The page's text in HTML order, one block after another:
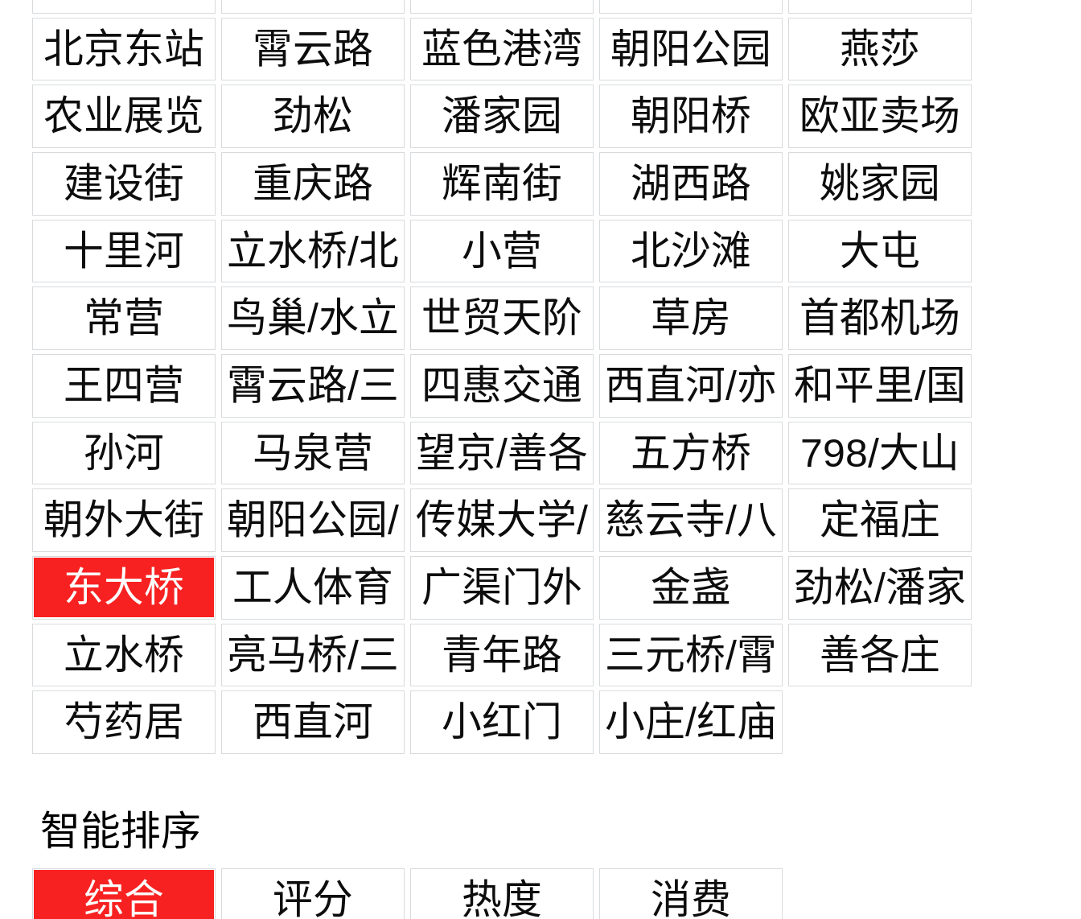
谷
北京东站
霄云路 蓝色港湾 朝阳公园
燕莎
农业展览
馆
劲松 潘家园 朝阳桥
欧亚卖场
建设街
重庆路 辉南街 湖西路
姚家园
十里河
立水桥/北
苑家园
小营 北沙滩
大屯
常营
鸟巢/水立
方
世贸天阶 草房
首都机场
生活区
王四营
霄云路/三
元桥
四惠交通
枢纽
西直河/亦
庄
和平里/国
展中心
孙河 马泉营
望京/善各
庄
五方桥
798/大山
子
朝外大街 朝阳公园/
团结湖
传媒大学/
二外
慈云寺/八
里庄
定福庄
东大桥
工人体育
场
广渠门外 金盏
劲松/潘家
园
立水桥
亮马桥/三
元桥
青年路
三元桥/霄
云路
善各庄
芍药居
西直河 小红门 小庄/红庙
智能排序
综合
评分 热度 消费